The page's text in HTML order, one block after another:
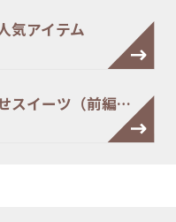
気アイテム
スイーツ（前編…